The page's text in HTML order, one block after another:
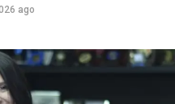
ago